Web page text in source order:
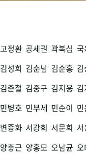
고정환 공세권 곽복심 국
김성희 김순남 김순흥
김준철 김중구 김지용
민병호 민부세 민순이
변종화 서강희 서문희
양충근 양홍모 오남균 오